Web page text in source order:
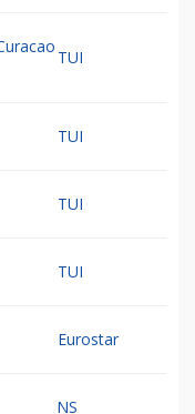
TUI
TUI
TUI
TUI
Eurostar
NS